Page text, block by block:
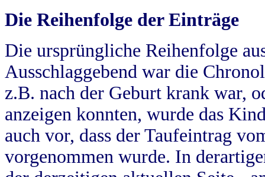
Die Reihenfolge der Einträge
Die ursprüngliche Reihenfolge
Ausschlaggebend war die
z.B. nach der Geburt krank war,
anzeigen konnten, wurde das
auch vor, dass der Taufeintrag
vorgenommen wurde. In